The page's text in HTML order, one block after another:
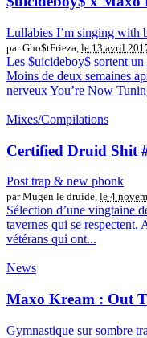
Lullabies I’m singing with
par Gho$tFrieza, le 13 avril
Les $uicideboy$ sortent
Moins de deux semaines
nerveux You’re Now
Mixes/Compilations
Certified Druid Shit
Post trap & new phonk
par Mugen le druide, le 4
Sélection d’une vingtaine
tavernes qui se respectent.
vétérans qui ont...
News
Maxo Kream : Out
Gymnastique sur sombre